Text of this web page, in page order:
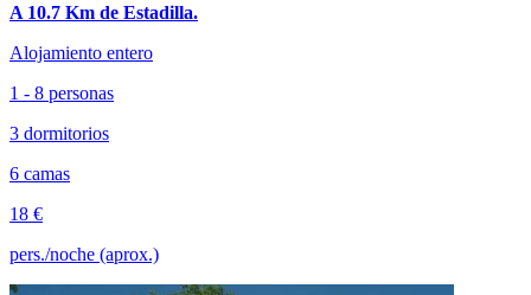
A 10.7 Km de Estadilla.
Alojamiento entero
1 - 8 personas
3 dormitorios
6 camas
18 €
pers./noche (aprox.)